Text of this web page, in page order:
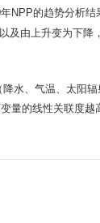
NPP的趋势分析结
及由上升变为下降，
水、气温、太阳
量的线性关联度越